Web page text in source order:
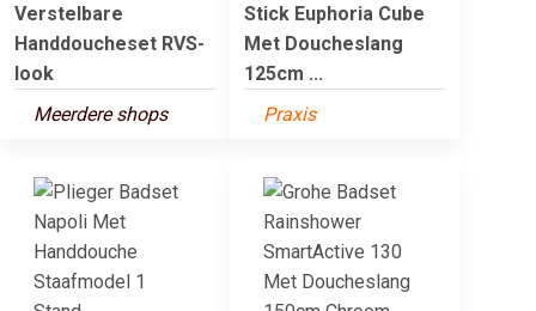
Verstelbare
Handdoucheset RVS-
look
Meerdere shops
Stick Euphoria Cube
Met Doucheslang
125cm ...
Praxis